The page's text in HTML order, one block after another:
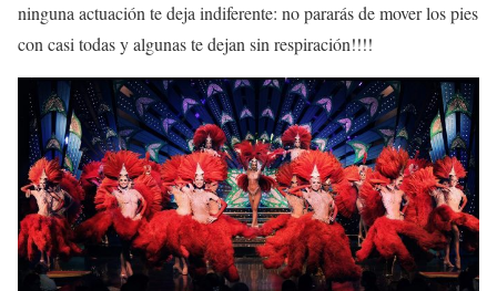
ninguna actuación te deja indiferente: no pararás de mover los pies
con casi todas y algunas te dejan sin respiración!!!!